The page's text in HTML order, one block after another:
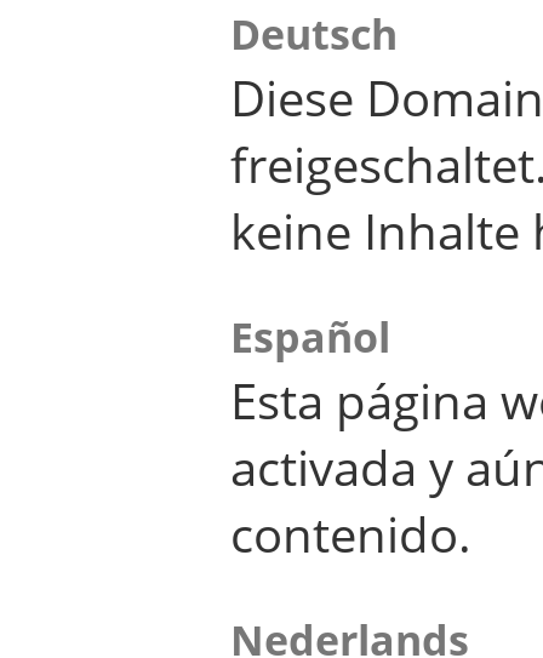
Deutsch
Diese
keine Inhalte
Español
Esta página
activada y
contenido.
Nederlands